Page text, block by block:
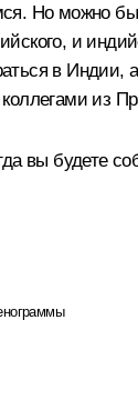
Но можно
и
в Индии,
из
вы будете